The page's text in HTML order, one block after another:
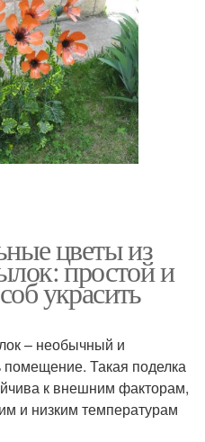
цветы из
простой и
украсить
– необычный и
Такая поделка
к внешним факторам,
и низким температурам